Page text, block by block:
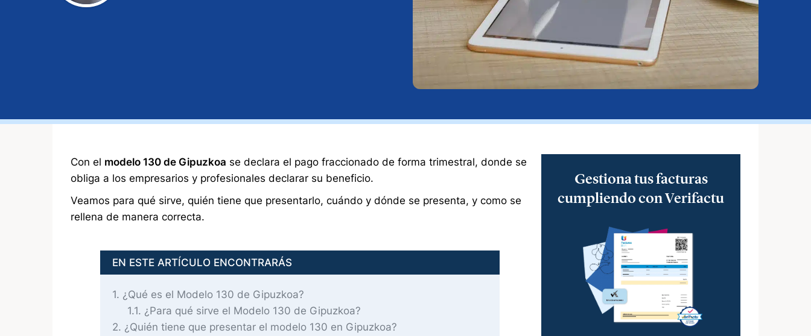
Con el modelo 130 de Gipuzkoa se declara el pago fraccionado de forma trimestral, donde se
obliga a los empresarios y profesionales declarar su beneficio.
Veamos para qué sirve, quién tiene que presentarlo, cuándo y dónde se presenta, y como se
rellena de manera correcta.
EN ESTE ARTÍCULO ENCONTRARÁS
1 ¿Qué es el Modelo 130 de Gipuzkoa?
1.1 ¿Para qué sirve el Modelo 130 de Gipuzkoa?
2 ¿Quién tiene que presentar el modelo 130 en Gipuzkoa?
Gestiona tus facturas
cumpliendo con Verifactu